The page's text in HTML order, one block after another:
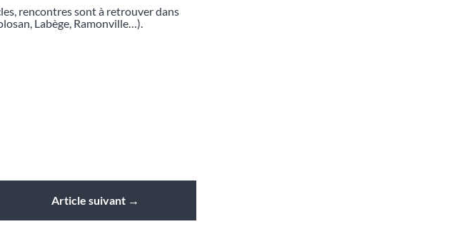
rencontres sont à retrouver dans
Labège, Ramonville…).
Article suivant→